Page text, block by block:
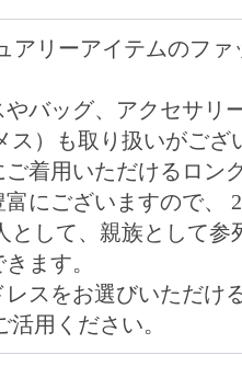
アリーアイテムのフ
やバッグ、アクセサリ
ス）も取り扱いがござ
着用いただけるロン
にございますので、
として、親族として
ます。
レスをお選びいただけ
活用ください。